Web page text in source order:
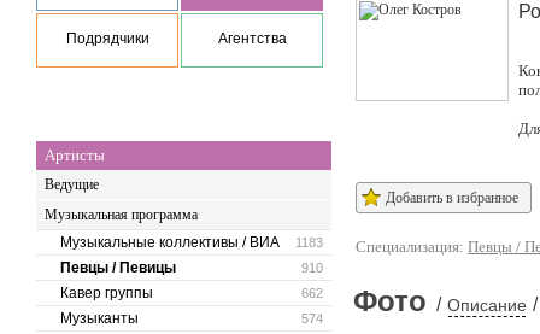
Подрядчики Агентства
Артисты
Ведущие
Музыкальная программа
1183
Музыкальные коллективы / ВИА
910
Певцы / Певицы
662
Кавер группы
574
Музыканты
Добавить в избранное
Специализация: Певцы /
Фото / Описание /